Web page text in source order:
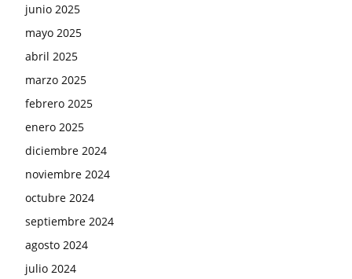
junio 2025
mayo 2025
abril 2025
marzo 2025
febrero 2025
enero 2025
diciembre 2024
noviembre 2024
octubre 2024
septiembre 2024
agosto 2024
julio 2024